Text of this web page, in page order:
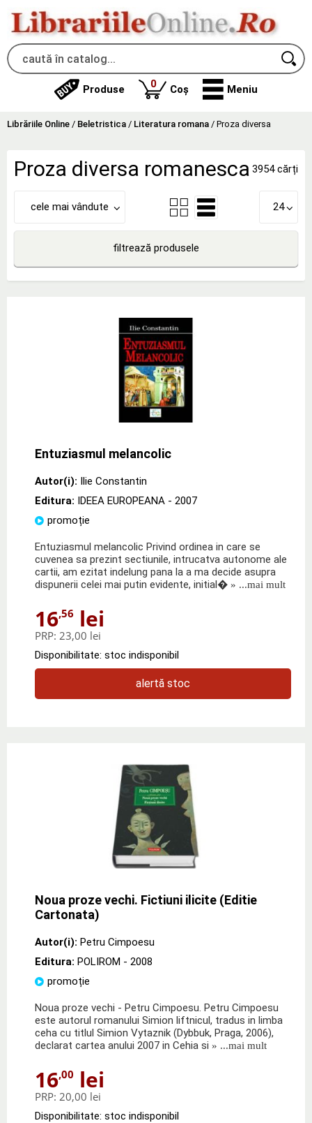
Produse 0produse
Coș Meniu
Librăriile Online / Beletristica / Literatura romana / Proza diversa
Proza diversa romanesca 3954 cărți
cele mai vândute 24
filtrează produsele
Entuziasmul melancolic
Autor(i): Ilie Constantin
Editura: IDEEA EUROPEANA - 2007
promoție
Entuziasmul melancolic Privind ordinea in care se
cuvenea sa prezint sectiunile, intrucatva autonome ale
cartii, am ezitat indelung pana la a ma decide asupra
dispunerii celei mai putin evidente, initial� » ...mai mult
16,56 lei
PRP: 23,00 lei
Disponibilitate: stoc indisponibil
alertă stoc
Noua proze vechi. Fictiuni ilicite (Editie
Cartonata)
Autor(i): Petru Cimpoesu
Editura: POLIROM - 2008
promoție
Noua proze vechi - Petru Cimpoesu. Petru Cimpoesu
este autorul romanului Simion liftnicul, tradus in limba
ceha cu titlul Simion Vytaznik (Dybbuk, Praga, 2006),
declarat cartea anului 2007 in Cehia si » ...mai mult
16,00 lei
PRP: 20,00 lei
Disponibilitate: stoc indisponibil